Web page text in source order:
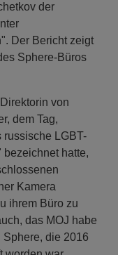
der
Der Bericht zeigt
Sphere-Büros
von
dem Tag,
russische LGBT-
hatte,
Kamera
ihrem Büro zu
das MOJ habe
die 2016